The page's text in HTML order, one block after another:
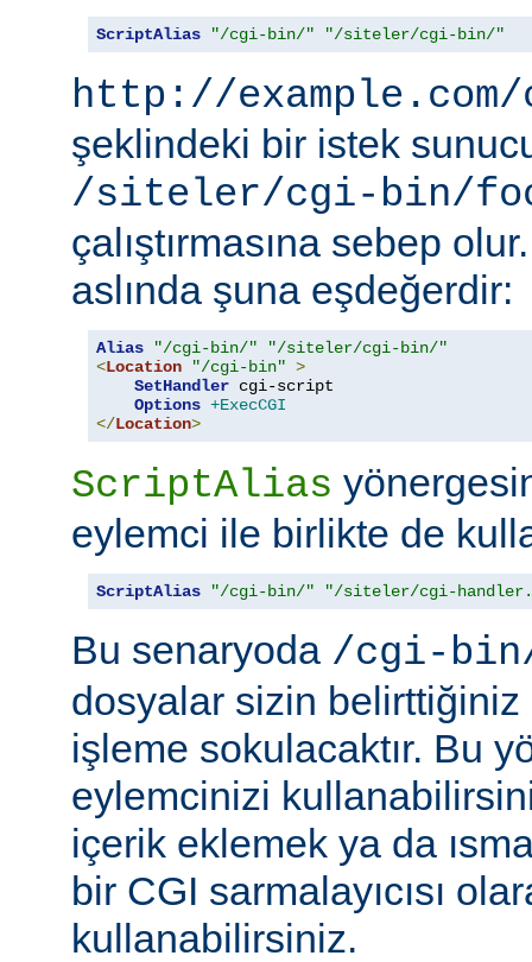
ScriptAlias "/cgi-bin/" "/siteler/cgi-bin/"
http://
şeklindeki bir istek
/siteler/cgi-bin/
çalıştırmasına sebep
aslında şuna eşdeğerdir:
Alias "/cgi-bin/"
"/siteler/cgi-bin/"
<Location "/cgi-bin" >
SetHandler cgi-script
Options +ExecCGI
</Location>
ScriptAlias
eylemci ile birlikte de
ScriptAlias "/cgi-bin/" "/siteler/cgi-
Bu senaryoda /cgi-
dosyalar sizin belirttiğiniz
işleme sokulacaktır. Bu
eylemcinizi
içerik eklemek ya da
bir CGI sarmalayıcısı
kullanabilirsiniz.